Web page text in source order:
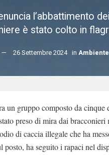
l’abbattimento
è stato colto in
26 Settembre 2024 in Ambiente
un gruppo composto da cinque
preso di mira dai
di caccia illegale che ha
posto, ha seguito i rapaci nel